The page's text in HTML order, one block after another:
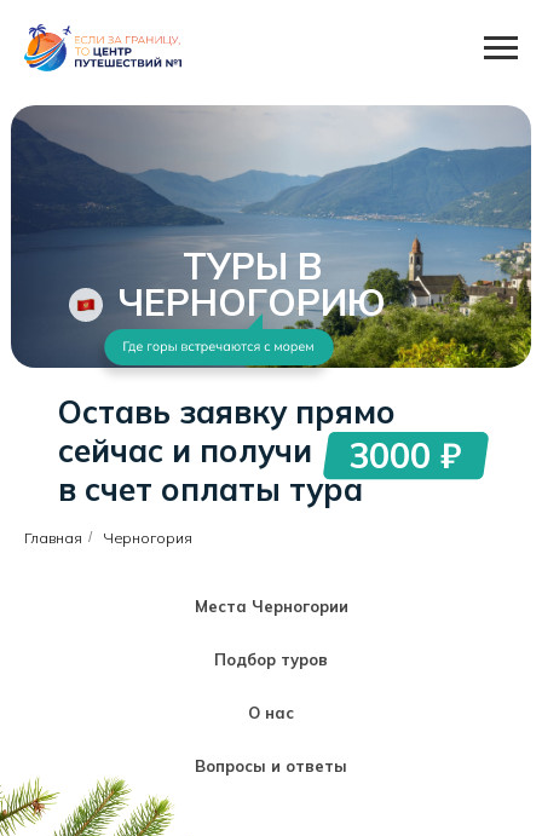
ТУРЫ В
ЧЕРНОГОРИЮ
Оставь заявку прямо
сейчас и получи
в счет оплаты тура
3000 ₽
Главная / Черногория
Места Черногории
Подбор туров
О нас
Вопросы и ответы